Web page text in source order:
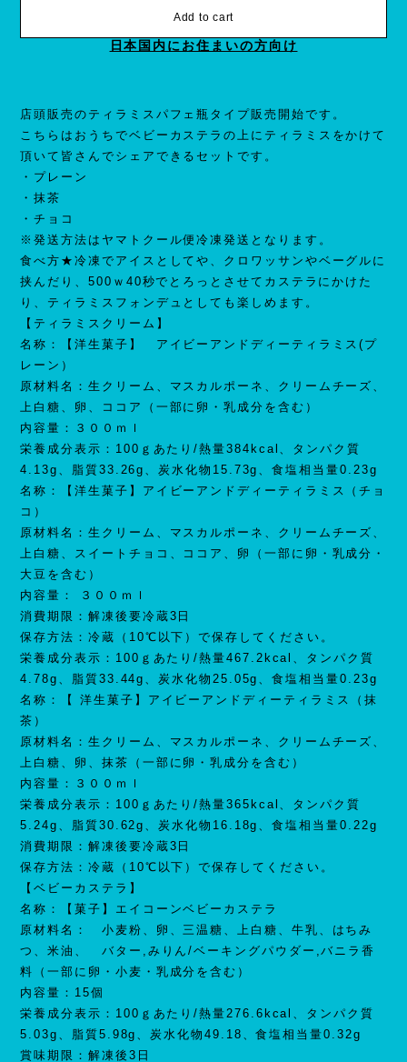
Add to cart
日本国内にお住まいの方向け
店頭販売のティラミスパフェ瓶タイプ販売開始です。
こちらはおうちでベビーカステラの上にティラミスをかけて
頂いて皆さんでシェアできるセットです。
・プレーン
・抹茶
・チョコ
※発送方法はヤマトクール便冷凍発送となります。
食べ方★冷凍でアイスとしてや、クロワッサンやベーグルに
挟んだり、500ｗ40秒でとろっとさせてカステラにかけた
り、ティラミスフォンデュとしても楽しめます。
【ティラミスクリーム】
名称：【洋生菓子】 アイビーアンドディーティラミス(プ
レーン）
原材料名：生クリーム、マスカルポーネ、クリームチーズ、
上白糖、卵、ココア（一部に卵・乳成分を含む）
内容量：３００ｍｌ
栄養成分表示：100ｇあたり/熱量384kcal、タンパク質
4.13g、脂質33.26g、炭水化物15.73g、食塩相当量0.23g
名称：【洋生菓子】アイビーアンドディーティラミス（チョ
コ）
原材料名：生クリーム、マスカルポーネ、クリームチーズ、
上白糖、スイートチョコ、ココア、卵（一部に卵・乳成分・
大豆を含む）
内容量： ３００ｍｌ
消費期限：解凍後要冷蔵3日
保存方法：冷蔵（10℃以下）で保存してください。
栄養成分表示：100ｇあたり/熱量467.2kcal、タンパク質
4.78g、脂質33.44g、炭水化物25.05g、食塩相当量0.23g
名称：【 洋生菓子】アイビーアンドディーティラミス（抹
茶）
原材料名：生クリーム、マスカルポーネ、クリームチーズ、
上白糖、卵、抹茶（一部に卵・乳成分を含む）
内容量：３００ｍｌ
栄養成分表示：100ｇあたり/熱量365kcal、タンパク質
5.24g、脂質30.62g、炭水化物16.18g、食塩相当量0.22g
消費期限：解凍後要冷蔵3日
保存方法：冷蔵（10℃以下）で保存してください。
【ベビーカステラ】
名称：【菓子】エイコーンベビーカステラ
原材料名： 小麦粉、卵、三温糖、上白糖、牛乳、はちみ
つ、米油、 バター,みりん/ベーキングパウダー,バニラ香
料（一部に卵・小麦・乳成分を含む）
内容量：15個
栄養成分表示：100ｇあたり/熱量276.6kcal、タンパク質
5.03g、脂質5.98g、炭水化物49.18、食塩相当量0.32g
賞味期限：解凍後3日